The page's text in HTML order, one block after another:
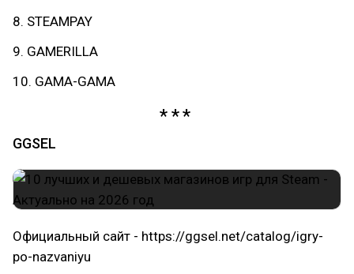
8. STEAMPAY
9. GAMERILLA
10. GAMA-GAMA
GGSEL
Официальный сайт - https://ggsel.net/catalog/igry-
po-nazvaniyu